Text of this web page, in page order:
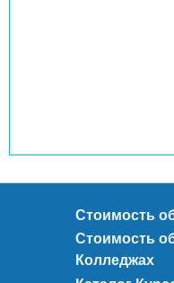
Стоимость
Стоимость
Колледжах